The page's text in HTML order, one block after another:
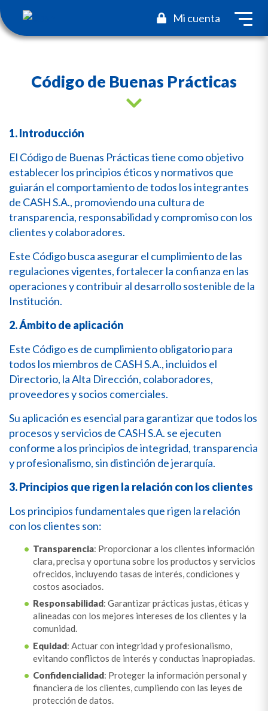
Mi cuenta
Código de Buenas Prácticas
1. Introducción
El Código de Buenas Prácticas tiene como objetivo
establecer los principios éticos y normativos que
guiarán el comportamiento de todos los integrantes
de CASH S.A., promoviendo una cultura de
transparencia, responsabilidad y compromiso con los
clientes y colaboradores.
Este Código busca asegurar el cumplimiento de las
regulaciones vigentes, fortalecer la confianza en las
operaciones y contribuir al desarrollo sostenible de la
Institución.
2. Ámbito de aplicación
Este Código es de cumplimiento obligatorio para
todos los miembros de CASH S.A., incluidos el
Directorio, la Alta Dirección, colaboradores,
proveedores y socios comerciales.
Su aplicación es esencial para garantizar que todos los
procesos y servicios de CASH S.A. se ejecuten
conforme a los principios de integridad, transparencia
y profesionalismo, sin distinción de jerarquía.
3. Principios que rigen la relación con los clientes
Los principios fundamentales que rigen la relación
con los clientes son:
Transparencia: Proporcionar a los clientes información
clara, precisa y oportuna sobre los productos y servicios
ofrecidos, incluyendo tasas de interés, condiciones y
costos asociados.
Responsabilidad: Garantizar prácticas justas, éticas y
alineadas con los mejores intereses de los clientes y la
comunidad.
Equidad: Actuar con integridad y profesionalismo,
evitando conflictos de interés y conductas inapropiadas.
Confidencialidad: Proteger la información personal y
financiera de los clientes, cumpliendo con las leyes de
protección de datos.